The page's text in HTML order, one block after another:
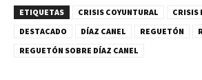
ETIQUETAS CRISIS COYUNTURAL CRISIS
DESTACADO
DÍAZ CANEL REGUETÓN
REGUETÓN SOBRE DÍAZ CANEL